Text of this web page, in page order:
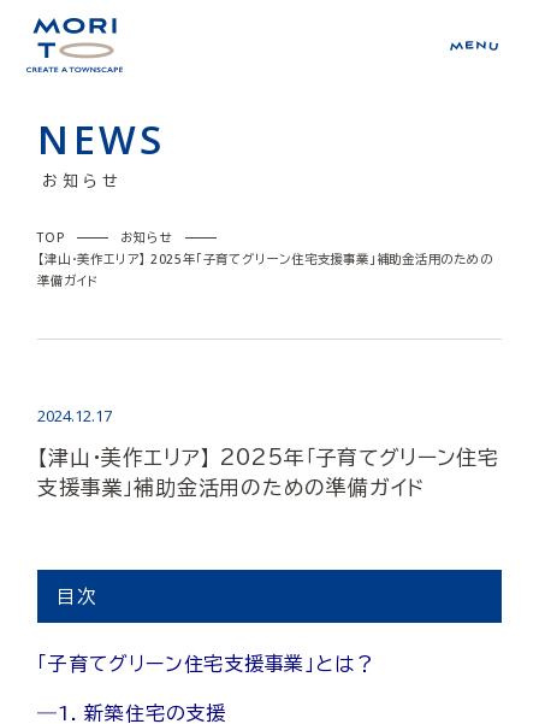
NEWS
お知らせ
TOP
お知らせ
【津山・美作エリア】 2025年「子育てグリーン住宅支援事業」補助金活用のための
準備ガイド
2024.12.17
【津山・美作エリア】 2025年「子育てグリーン住宅
支援事業」補助金活用のための準備ガイド
目次
「子育てグリーン住宅支援事業」とは？
―1. 新築住宅の支援